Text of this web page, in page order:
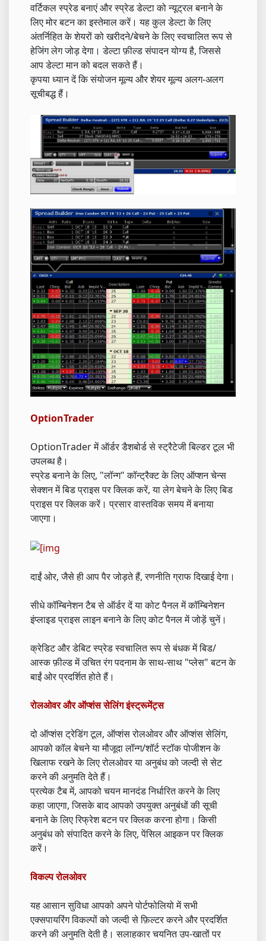
वर्टिकल स्प्रेड बनाएं और स्प्रेड डेल्टा को न्यूट्रल बनाने के
लिए मोर बटन का इस्तेमाल करें। यह कुल डेल्टा के लिए
अंतर्निहित के शेयरों को खरीदने/बेचने के लिए स्वचालित रूप से
हेजिंग लेग जोड़ देगा। डेल्टा फ़ील्ड संपादन योग्य है, जिससे
आप डेल्टा मान को बदल सकते हैं।
कृपया ध्यान दें कि संयोजन मूल्य और शेयर मूल्य अलग-अलग
सूचीबद्ध हैं।
OptionTrader
OptionTrader में ऑर्डर डैशबोर्ड से स्ट्रैटेजी बिल्डर टूल भी
उपलब्ध है।
स्प्रेड बनाने के लिए, "लॉन्ग" कॉन्ट्रैक्ट के लिए ऑप्शन चेन्स
सेक्शन में बिड प्राइस पर क्लिक करें, या लेग बेचने के लिए बिड
प्राइस पर क्लिक करें। प्रसार वास्तविक समय में बनाया
जाएगा।
दाईं ओर, जैसे ही आप पैर जोड़ते हैं, रणनीति ग्राफ दिखाई देगा।
सीधे कॉम्बिनेशन टैब से ऑर्डर दें या कोट पैनल में कॉम्बिनेशन
इंप्लाइड प्राइस लाइन बनाने के लिए कोट पैनल में जोड़ें चुनें।
क्रेडिट और डेबिट स्प्रेड स्वचालित रूप से बंधक में बिड/
आस्क फ़ील्ड में उचित रंग पदनाम के साथ-साथ "प्लेस" बटन के
बाईं ओर प्रदर्शित होते हैं।
रोलओवर और ऑप्शंस सेलिंग इंस्ट्रूमेंट्स
दो ऑप्शंस ट्रेडिंग टूल, ऑप्शंस रोलओवर और ऑप्शंस सेलिंग,
आपको कॉल बेचने या मौजूदा लॉन्ग/शॉर्ट स्टॉक पोजीशन के
खिलाफ रखने के लिए रोलओवर या अनुबंध को जल्दी से सेट
करने की अनुमति देते हैं।
प्रत्येक टैब में, आपको चयन मानदंड निर्धारित करने के लिए
कहा जाएगा, जिसके बाद आपको उपयुक्त अनुबंधों की सूची
बनाने के लिए रिफ्रेश बटन पर क्लिक करना होगा। किसी
अनुबंध को संपादित करने के लिए, पेंसिल आइकन पर क्लिक
करें।
विकल्प रोलओवर
यह आसान सुविधा आपको अपने पोर्टफोलियो में सभी
एक्सपायरिंग विकल्पों को जल्दी से फ़िल्टर करने और प्रदर्शित
करने की अनुमति देती है। सलाहकार चयनित उप-खातों पर